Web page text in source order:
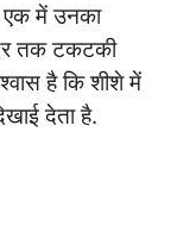
एक में उनका
तक टकटकी
है कि शीशे में
देता है.